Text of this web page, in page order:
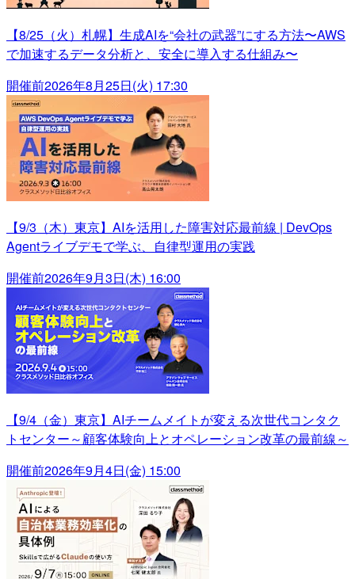
【8/25（火）札幌】生成AIを“会社の武器”にする方法〜AWS
で加速するデータ分析と、安全に導入する仕組み〜
開催前2026年8月25日(火) 17:30
【9/3（木）東京】AIを活用した障害対応最前線 | DevOps
Agentライブデモで学ぶ、自律型運用の実践
開催前2026年9月3日(木) 16:00
【9/4（金）東京】AIチームメイトが変える次世代コンタク
トセンター～顧客体験向上とオペレーション改革の最前線～
開催前2026年9月4日(金) 15:00